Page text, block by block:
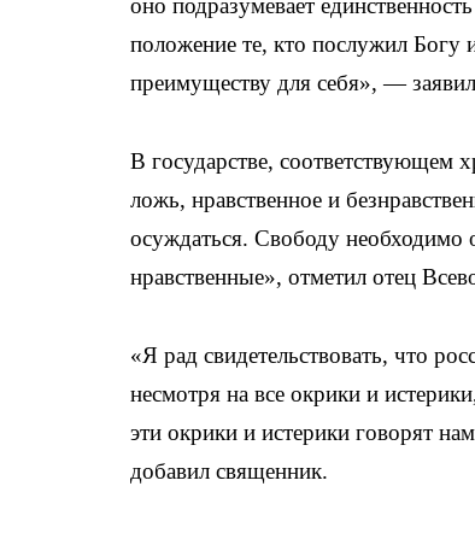
оно подразумевает
положение те, кто послужил
преимуществу для себя», —
В государстве, соответствующем
ложь, нравственное и
осуждаться. Свободу необходимо
нравственные», отметил отец
«Я рад свидетельствовать, что
несмотря на все окрики и
эти окрики и истерики говорят
добавил священник.